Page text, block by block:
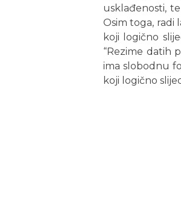
usklađenosti,
Osim toga, radi
koji logično
“Rezime datih
ima slobodnu
koji logično